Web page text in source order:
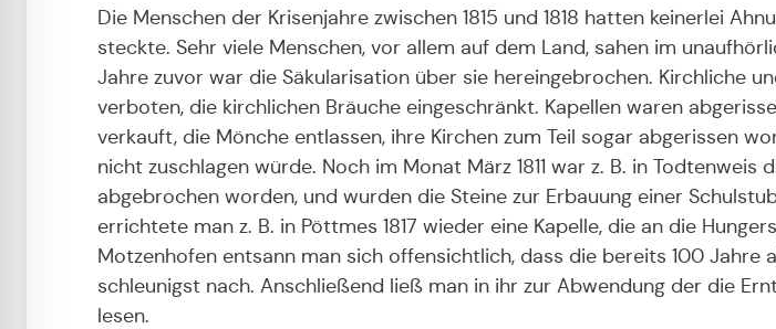
Die Menschen der Krisenjahre zwischen 1815 und 1818 hatten keinerlei
steckte. Sehr viele Menschen, vor allem auf dem Land, sahen im
Jahre zuvor war die Säkularisation über sie hereingebrochen. Kirchliche
verboten, die kirchlichen Bräuche eingeschränkt. Kapellen waren
verkauft, die Mönche entlassen, ihre Kirchen zum Teil sogar abgerissen
nicht zuschlagen würde. Noch im Monat März 1811 war z. B. in
abgebrochen worden, und wurden die Steine zur Erbauung einer
errichtete man z. B. in Pöttmes 1817 wieder eine Kapelle, die an die
Motzenhofen entsann man sich offensichtlich, dass die bereits 100
schleunigst nach. Anschließend ließ man in ihr zur Abwendung der die
lesen.